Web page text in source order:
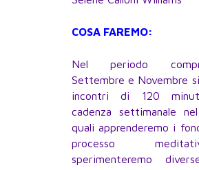
COSA FAREMO:
Nel periodo
Settembre e Novembre
incontri di 120
cadenza settimanale
quali apprenderemo i
processo
sperimenteremo